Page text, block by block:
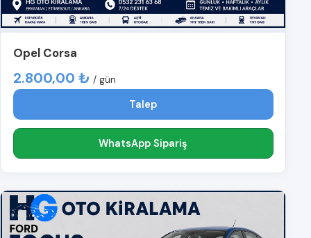
Opel Corsa
2.800,00 ₺ / gün
Talep
WhatsApp Sipariş